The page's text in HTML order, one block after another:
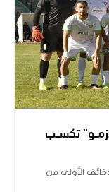
تكســب
الأولى من